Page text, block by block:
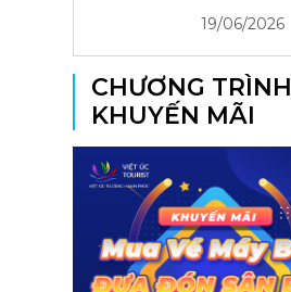
19/06/2026
CHƯƠNG TRÌNH
KHUYẾN MÃI